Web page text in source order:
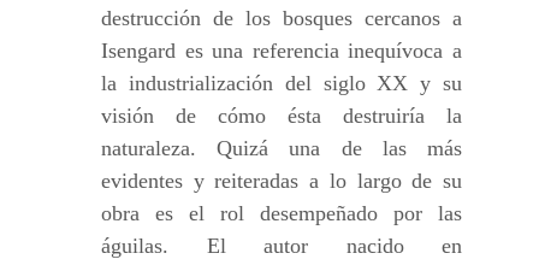
destrucción de los bosques cercanos a
Isengard es una referencia inequívoca a
la industrialización del siglo XX y su
visión de cómo ésta destruiría la
naturaleza. Quizá una de las más
evidentes y reiteradas a lo largo de su
obra es el rol desempeñado por las
águilas. El autor nacido en